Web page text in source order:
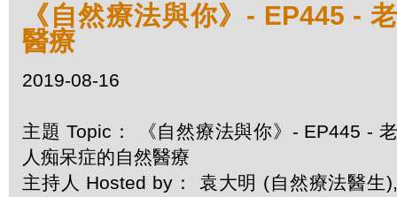
《自然療法與你》- EP445 -
醫療
2019-08-16
主題 Topic： 《自然療法與你》- EP445 - 老
人痴呆症的自然醫療
主持人 Hosted by： 袁大明 (自然療法醫生),